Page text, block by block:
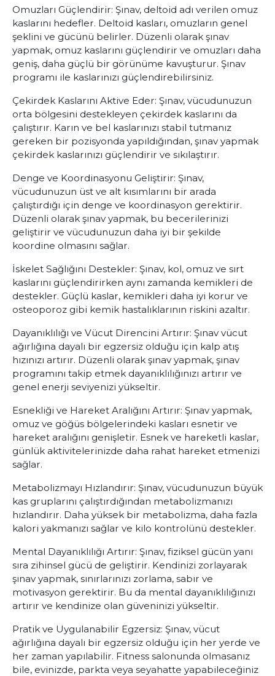
Omuzları Güçlendirir: Şınav, deltoid adı verilen omuz
kaslarını hedefler. Deltoid kasları, omuzların genel
şeklini ve gücünü belirler. Düzenli olarak şınav
yapmak, omuz kaslarını güçlendirir ve omuzları daha
geniş, daha güçlü bir görünüme kavuşturur. Şınav
programı ile kaslarınızı güçlendirebilirsiniz.
Çekirdek Kaslarını Aktive Eder: Şınav, vücudunuzun
orta bölgesini destekleyen çekirdek kaslarını da
çalıştırır. Karın ve bel kaslarınızı stabil tutmanız
gereken bir pozisyonda yapıldığından, şınav yapmak
çekirdek kaslarınızı güçlendirir ve sıkılaştırır.
Denge ve Koordinasyonu Geliştirir: Şınav,
vücudunuzun üst ve alt kısımlarını bir arada
çalıştırdığı için denge ve koordinasyon gerektirir.
Düzenli olarak şınav yapmak, bu becerilerinizi
geliştirir ve vücudunuzun daha iyi bir şekilde
koordine olmasını sağlar.
İskelet Sağlığını Destekler: Şınav, kol, omuz ve sırt
kaslarını güçlendirirken aynı zamanda kemikleri de
destekler. Güçlü kaslar, kemikleri daha iyi korur ve
osteoporoz gibi kemik hastalıklarının riskini azaltır.
Dayanıklılığı ve Vücut Direncini Artırır: Şınav vücut
ağırlığına dayalı bir egzersiz olduğu için kalp atış
hızınızı artırır. Düzenli olarak şınav yapmak, şınav
programını takip etmek dayanıklılığınızı artırır ve
genel enerji seviyenizi yükseltir.
Esnekliği ve Hareket Aralığını Artırır: Şınav yapmak,
omuz ve göğüs bölgelerindeki kasları esnetir ve
hareket aralığını genişletir. Esnek ve hareketli kaslar,
günlük aktivitelerinizde daha rahat hareket etmenizi
sağlar.
Metabolizmayı Hızlandırır: Şınav, vücudunuzun büyük
kas gruplarını çalıştırdığından metabolizmanızı
hızlandırır. Daha yüksek bir metabolizma, daha fazla
kalori yakmanızı sağlar ve kilo kontrolünü destekler.
Mental Dayanıklılığı Artırır: Şınav, fiziksel gücün yanı
sıra zihinsel gücü de geliştirir. Kendinizi zorlayarak
şınav yapmak, sınırlarınızı zorlama, sabır ve
motivasyon gerektirir. Bu da mental dayanıklılığınızı
artırır ve kendinize olan güveninizi yükseltir.
Pratik ve Uygulanabilir Egzersiz: Şınav, vücut
ağırlığına dayalı bir egzersiz olduğu için her yerde ve
her zaman yapılabilir. Fitness salonunda olmasanız
bile, evinizde, parkta veya seyahatte yapabileceğiniz